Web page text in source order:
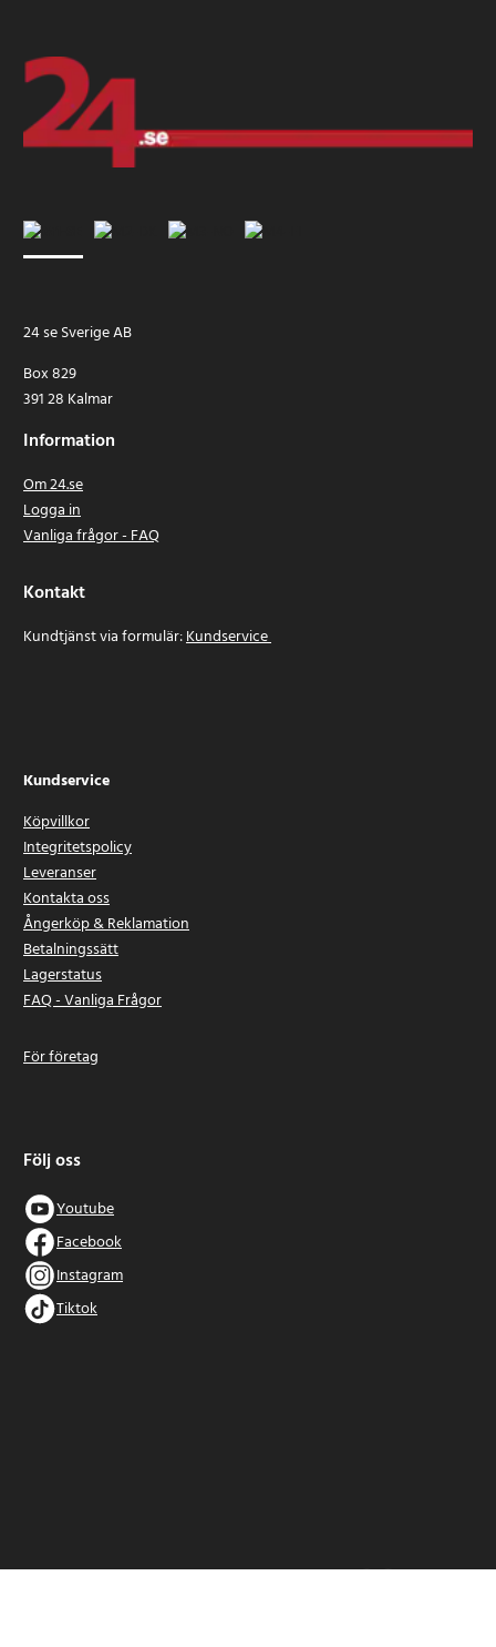
24 se Sverige AB
Box 829
391 28 Kalmar
Information
Om 24.se
Logga in
Vanliga frågor - FAQ
Kontakt
Kundtjänst via formulär:Kundservice
Kundservice
Köpvillkor
Integritetspolicy
Leveranser
Kontakta oss
Ångerköp & Reklamation
Betalningssätt
Lagerstatus
FAQ - Vanliga Frågor
För företag
Följ oss
Youtube
Facebook
Instagram
Tiktok